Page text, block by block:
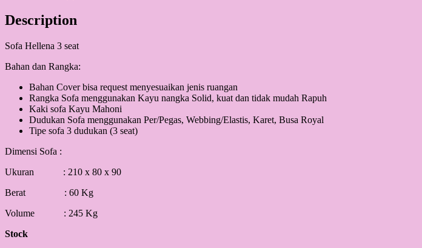
Description
Sofa Hellena 3 seat
Bahan dan Rangka:
Bahan Cover bisa request menyesuaikan jenis ruangan
Rangka Sofa menggunakan Kayu nangka Solid, kuat dan tidak mudah Rapuh
Kaki sofa Kayu Mahoni
Dudukan Sofa menggunakan Per/Pegas, Webbing/Elastis, Karet, Busa Royal
Tipe sofa 3 dudukan (3 seat)
Dimensi Sofa :
Ukuran : 210 x 80 x 90
Berat : 60 Kg
Volume : 245 Kg
Stock